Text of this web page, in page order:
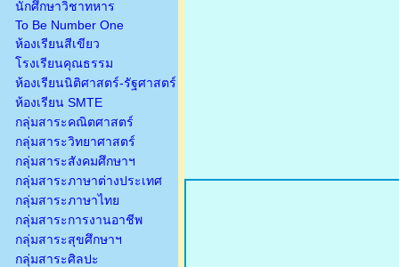
นักศึกษาวิชาทหาร
To Be Number One
ห้องเรียนสีเขียว
โรงเรียนคุณธรรม
ห้องเรียนนิติศาสตร์-รัฐศาสตร์
ห้องเรียน SMTE
กลุ่มสาระคณิตศาสตร์
กลุ่มสาระวิทยาศาสตร์
กลุ่มสาระสังคมศึกษาฯ
กลุ่มสาระภาษาต่างประเทศ
กลุ่มสาระภาษาไทย
กลุ่มสาระการงานอาชีพ
กลุ่มสาระสุขศึกษาฯ
กลุ่มสาระศิลปะ